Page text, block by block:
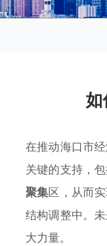
在推动海口市
关键的支持，
聚集区，从而
结构调整中。
大力量。